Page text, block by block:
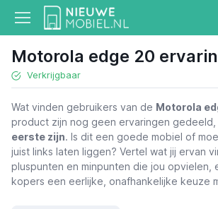
Motorola edge 20
Verkrijgbaar
Wat vinden gebruikers van de Motorola
product zijn nog geen ervaringen gedeeld,
eerste zijn. Is dit een goede mobiel of
juist links laten liggen? Vertel wat jij ervan
pluspunten en minpunten die jou opvielen,
kopers een eerlijke, onafhankelijke keuze